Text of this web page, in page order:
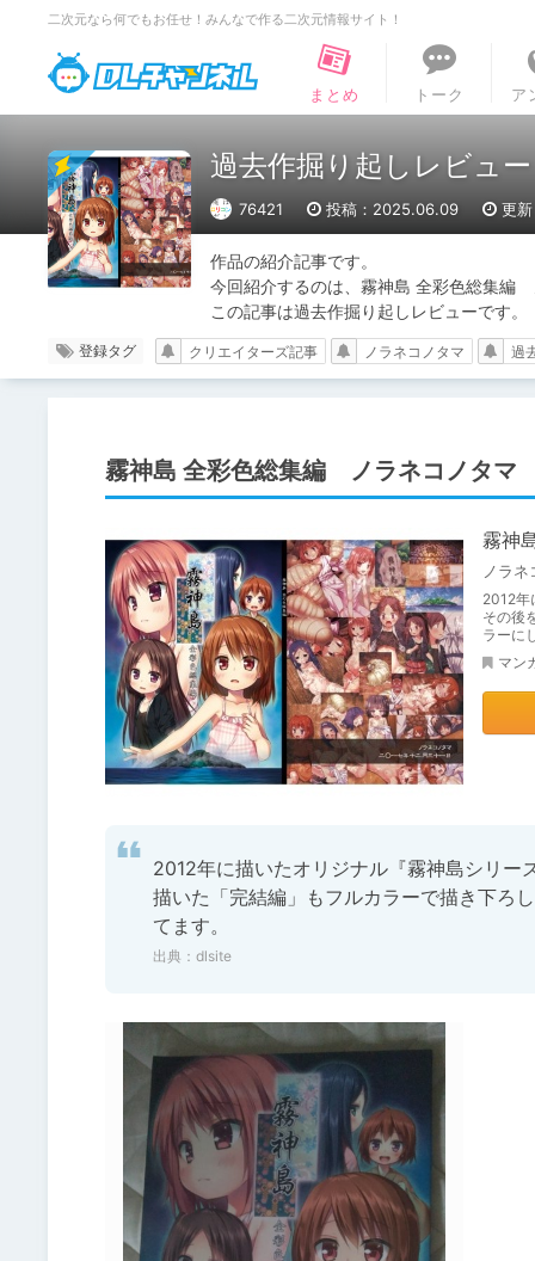
二次元なら何でもお任せ！みんなで作る二次元情報サイト！
DLチャンネル
まとめ
トーク ア
過去作掘り起しレビュ
76421 投稿：2025.06.09 更
作品の紹介記事です。
今回紹介するのは、霧神島 全彩色総集編　
この記事は過去作掘り起しレビューです。
登録タグ クリエイターズ記事 ノラネコノタマ 過
霧神島 全彩色総集編 ノラネコノタマ
霧神
ノラネ
2012年
その後
ラーに
マン
2012年に描いたオリジナル『霧神島シリー
描いた「完結編」もフルカラーで描き下ろ
てます。
出典： dlsite